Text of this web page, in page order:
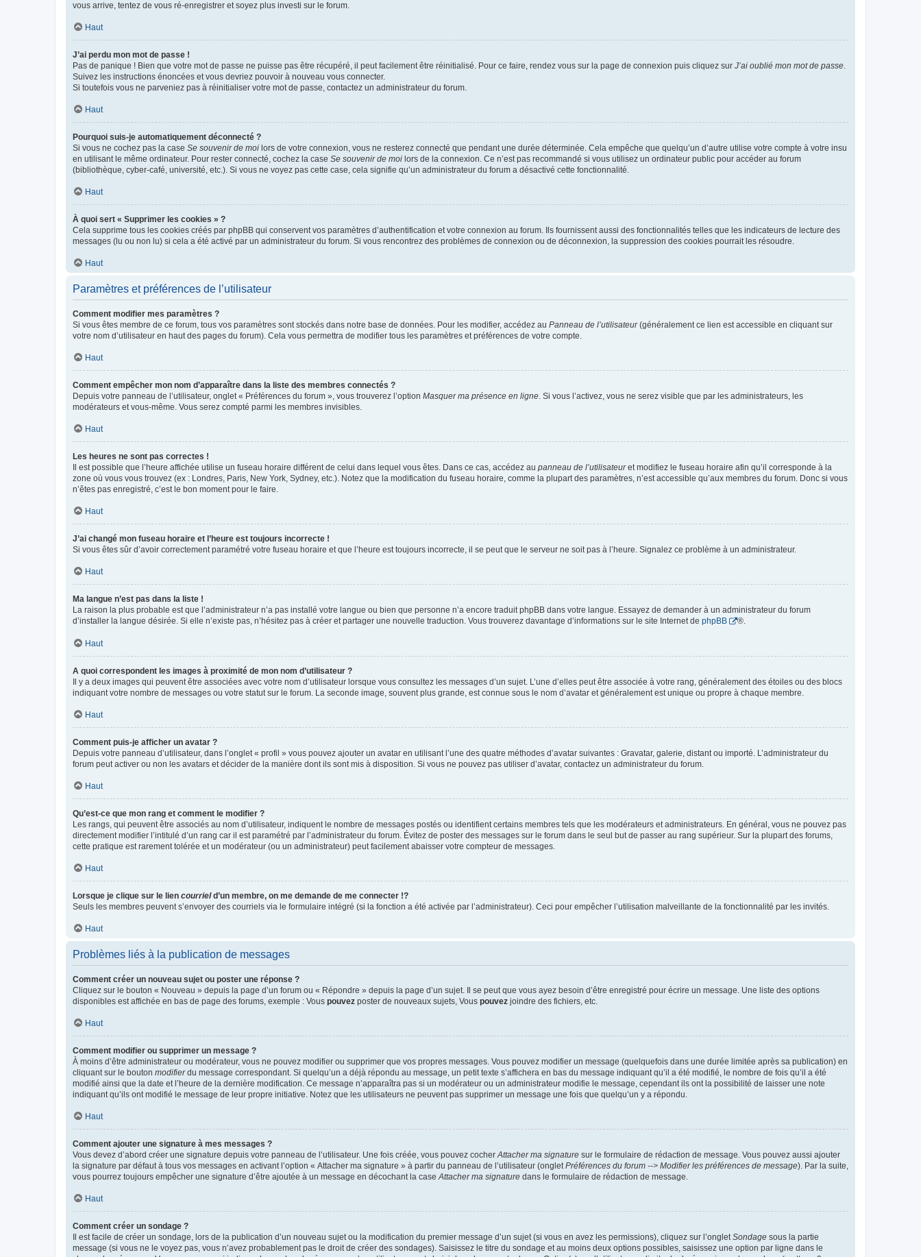
vous arrive, tentez de vous ré-enregistrer et soyez plus investi sur le forum.
Haut
J’ai perdu mon mot de passe !
Pas de panique ! Bien que votre mot de passe ne puisse pas être récupéré, il peut facilement être réinitialisé. Pour ce faire, rendez vous sur la page de connexion puis cliquez sur J’ai oublié mon mot de passe.
Suivez les instructions énoncées et vous devriez pouvoir à nouveau vous connecter.
Si toutefois vous ne parveniez pas à réinitialiser votre mot de passe, contactez un administrateur du forum.
Haut
Pourquoi suis-je automatiquement déconnecté ?
Si vous ne cochez pas la case Se souvenir de moi lors de votre connexion, vous ne resterez connecté que pendant une durée déterminée. Cela empêche que quelqu’un d’autre utilise votre compte à votre insu
en utilisant le même ordinateur. Pour rester connecté, cochez la case Se souvenir de moi lors de la connexion. Ce n’est pas recommandé si vous utilisez un ordinateur public pour accéder au forum
(bibliothèque, cyber-café, université, etc.). Si vous ne voyez pas cette case, cela signifie qu’un administrateur du forum a désactivé cette fonctionnalité.
Haut
À quoi sert « Supprimer les cookies » ?
Cela supprime tous les cookies créés par phpBB qui conservent vos paramètres d’authentification et votre connexion au forum. Ils fournissent aussi des fonctionnalités telles que les indicateurs de lecture des
messages (lu ou non lu) si cela a été activé par un administrateur du forum. Si vous rencontrez des problèmes de connexion ou de déconnexion, la suppression des cookies pourrait les résoudre.
Haut
Paramètres et préférences de l’utilisateur
Comment modifier mes paramètres ?
Si vous êtes membre de ce forum, tous vos paramètres sont stockés dans notre base de données. Pour les modifier, accédez au Panneau de l’utilisateur(généralement ce lien est accessible en cliquant sur
votre nom d’utilisateur en haut des pages du forum). Cela vous permettra de modifier tous les paramètres et préférences de votre compte.
Haut
Comment empêcher mon nom d’apparaître dans la liste des membres connectés ?
Depuis votre panneau de l’utilisateur, onglet « Préférences du forum », vous trouverez l’option Masquer ma présence en ligne. Si vous l’activez, vous ne serez visible que par les administrateurs, les
modérateurs et vous-même. Vous serez compté parmi les membres invisibles.
Haut
Les heures ne sont pas correctes !
Il est possible que l’heure affichée utilise un fuseau horaire différent de celui dans lequel vous êtes. Dans ce cas, accédez au panneau de l’utilisateuret modifiez le fuseau horaire afin qu’il corresponde à la
zone où vous vous trouvez (ex : Londres, Paris, New York, Sydney, etc.). Notez que la modification du fuseau horaire, comme la plupart des paramètres, n’est accessible qu’aux membres du forum. Donc si vous
n’êtes pas enregistré, c’est le bon moment pour le faire.
Haut
J’ai changé mon fuseau horaire et l’heure est toujours incorrecte !
Si vous êtes sûr d’avoir correctement paramétré votre fuseau horaire et que l’heure est toujours incorrecte, il se peut que le serveur ne soit pas à l’heure. Signalez ce problème à un administrateur.
Haut
Ma langue n’est pas dans la liste !
La raison la plus probable est que l’administrateur n’a pas installé votre langue ou bien que personne n’a encore traduit phpBB dans votre langue. Essayez de demander à un administrateur du forum
d’installer la langue désirée. Si elle n’existe pas, n’hésitez pas à créer et partager une nouvelle traduction. Vous trouverez davantage d’informations sur le site Internet de phpBB ®.
Haut
A quoi correspondent les images à proximité de mon nom d’utilisateur ?
Il y a deux images qui peuvent être associées avec votre nom d’utilisateur lorsque vous consultez les messages d’un sujet. L’une d’elles peut être associée à votre rang, généralement des étoiles ou des blocs
indiquant votre nombre de messages ou votre statut sur le forum. La seconde image, souvent plus grande, est connue sous le nom d’avatar et généralement est unique ou propre à chaque membre.
Haut
Comment puis-je afficher un avatar ?
Depuis votre panneau d’utilisateur, dans l’onglet « profil » vous pouvez ajouter un avatar en utilisant l’une des quatre méthodes d’avatar suivantes : Gravatar, galerie, distant ou importé. L’administrateur du
forum peut activer ou non les avatars et décider de la manière dont ils sont mis à disposition. Si vous ne pouvez pas utiliser d’avatar, contactez un administrateur du forum.
Haut
Qu’est-ce que mon rang et comment le modifier ?
Les rangs, qui peuvent être associés au nom d’utilisateur, indiquent le nombre de messages postés ou identifient certains membres tels que les modérateurs et administrateurs. En général, vous ne pouvez pas
directement modifier l’intitulé d’un rang car il est paramétré par l’administrateur du forum. Évitez de poster des messages sur le forum dans le seul but de passer au rang supérieur. Sur la plupart des forums,
cette pratique est rarement tolérée et un modérateur (ou un administrateur) peut facilement abaisser votre compteur de messages.
Haut
Lorsque je clique sur le lien courrield’un membre, on me demande de me connecter !?
Seuls les membres peuvent s’envoyer des courriels via le formulaire intégré (si la fonction a été activée par l’administrateur). Ceci pour empêcher l’utilisation malveillante de la fonctionnalité par les invités.
Haut
Problèmes liés à la publication de messages
Comment créer un nouveau sujet ou poster une réponse ?
Cliquez sur le bouton « Nouveau » depuis la page d’un forum ou « Répondre » depuis la page d’un sujet. Il se peut que vous ayez besoin d’être enregistré pour écrire un message. Une liste des options
disponibles est affichée en bas de page des forums, exemple : Vous pouvez poster de nouveaux sujets, Vous pouvez joindre des fichiers, etc.
Haut
Comment modifier ou supprimer un message ?
À moins d’être administrateur ou modérateur, vous ne pouvez modifier ou supprimer que vos propres messages. Vous pouvez modifier un message (quelquefois dans une durée limitée après sa publication) en
cliquant sur le bouton modifierdu message correspondant. Si quelqu’un a déjà répondu au message, un petit texte s’affichera en bas du message indiquant qu’il a été modifié, le nombre de fois qu’il a été
modifié ainsi que la date et l’heure de la dernière modification. Ce message n’apparaîtra pas si un modérateur ou un administrateur modifie le message, cependant ils ont la possibilité de laisser une note
indiquant qu’ils ont modifié le message de leur propre initiative. Notez que les utilisateurs ne peuvent pas supprimer un message une fois que quelqu’un y a répondu.
Haut
Comment ajouter une signature à mes messages ?
Vous devez d’abord créer une signature depuis votre panneau de l’utilisateur. Une fois créée, vous pouvez cocherAttacher ma signature sur le formulaire de rédaction de message. Vous pouvez aussi ajouter
la signature par défaut à tous vos messages en activant l’option « Attacher ma signature » à partir du panneau de l’utilisateur (ongletPréférences du forum --> Modifier les préférences de message). Par la suite,
vous pourrez toujours empêcher une signature d’être ajoutée à un message en décochant la caseAttacher ma signature dans le formulaire de rédaction de message.
Haut
Comment créer un sondage ?
Il est facile de créer un sondage, lors de la publication d’un nouveau sujet ou la modification du premier message d’un sujet (si vous en avez les permissions), cliquez sur l’ongletSondage sous la partie
message (si vous ne le voyez pas, vous n’avez probablement pas le droit de créer des sondages). Saisissez le titre du sondage et au moins deux options possibles, saisissez une option par ligne dans le